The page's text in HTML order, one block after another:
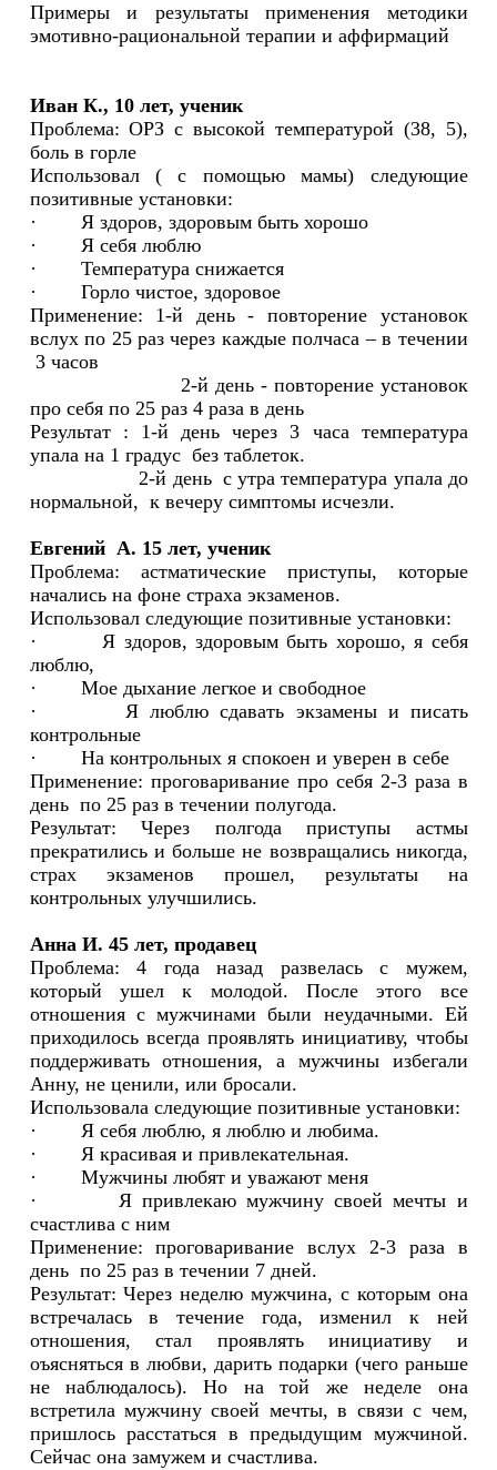
Примеры и результаты применения методики
эмотивно-рациональной терапии и аффирмаций
Иван К., 10 лет, ученик
Проблема: ОРЗ с высокой температурой (38, 5),
боль в горле
Использовал ( с помощью мамы) следующие
позитивные установки:
· Я здоров, здоровым быть хорошо
· Я себя люблю
· Температура снижается
· Горло чистое, здоровое
Применение: 1-й день - повторение установок
вслух по 25 раз через каждые полчаса – в течении
3 часов
2-й день - повторение установок
про себя по 25 раз 4 раза в день
Результат : 1-й день через 3 часа температура
упала на 1 градус без таблеток.
2-й день с утра температура упала до
нормальной, к вечеру симптомы исчезли.
Евгений А. 15 лет, ученик
Проблема: астматические приступы, которые
начались на фоне страха экзаменов.
Использовал следующие позитивные установки:
· Я здоров, здоровым быть хорошо, я себя
люблю,
· Мое дыхание легкое и свободное
· Я люблю сдавать экзамены и писать
контрольные
· На контрольных я спокоен и уверен в себе
Применение: проговаривание про себя 2-3 раза в
день по 25 раз в течении полугода.
Результат: Через полгода приступы астмы
прекратились и больше не возвращались никогда,
страх экзаменов прошел, результаты на
контрольных улучшились.
Анна И. 45 лет, продавец
Проблема: 4 года назад развелась с мужем,
который ушел к молодой. После этого все
отношения с мужчинами были неудачными. Ей
приходилось всегда проявлять инициативу, чтобы
поддерживать отношения, а мужчины избегали
Анну, не ценили, или бросали.
Использовала следующие позитивные установки:
· Я себя люблю, я люблю и любима.
· Я красивая и привлекательная.
· Мужчины любят и уважают меня
· Я привлекаю мужчину своей мечты и
счастлива с ним
Применение: проговаривание вслух 2-3 раза в
день по 25 раз в течении 7 дней.
Результат: Через неделю мужчина, с которым она
встречалась в течение года, изменил к ней
отношения, стал проявлять инициативу и
оъясняться в любви, дарить подарки (чего раньше
не наблюдалось). Но на той же неделе она
встретила мужчину своей мечты, в связи с чем,
пришлось расстаться в предыдущим мужчиной.
Сейчас она замужем и счастлива.